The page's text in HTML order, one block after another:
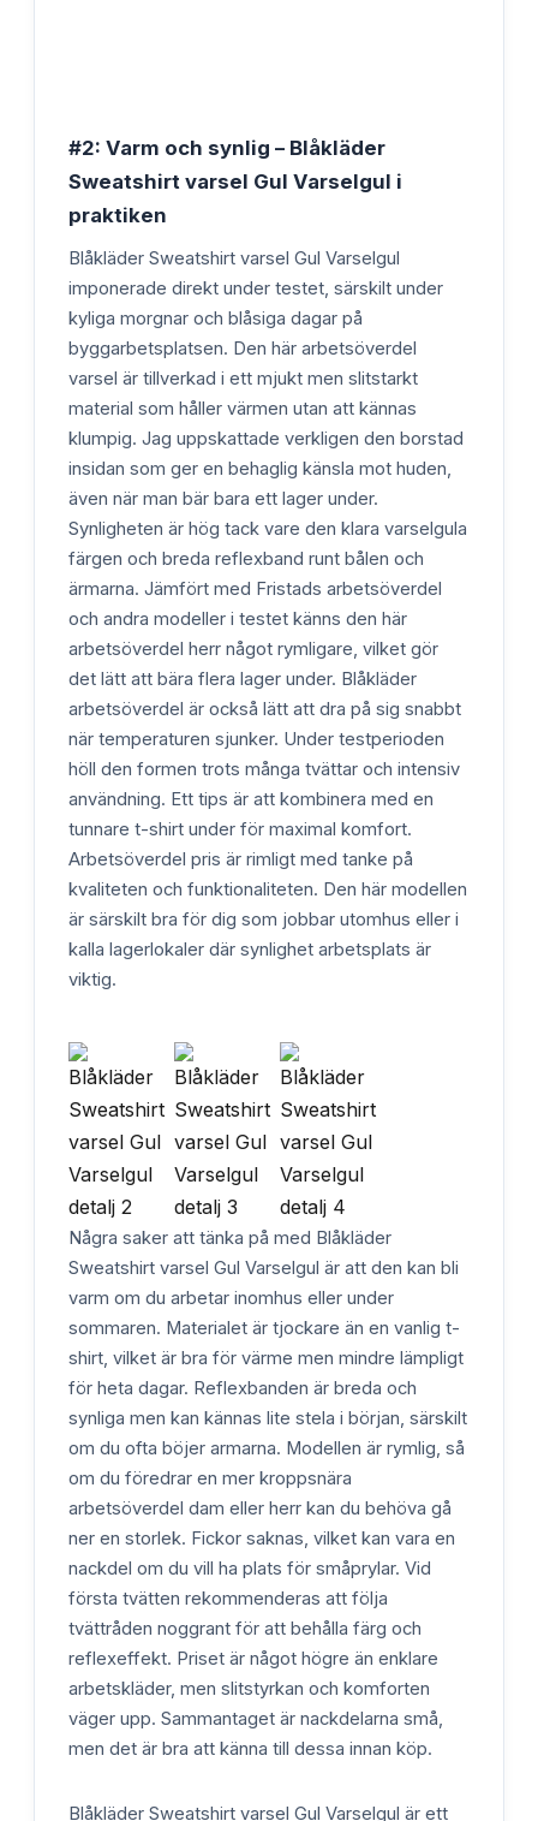
#2: Varm och synlig – Blåkläder
Sweatshirt varsel Gul Varselgul i
praktiken
Blåkläder Sweatshirt varsel Gul Varselgul
imponerade direkt under testet, särskilt under
kyliga morgnar och blåsiga dagar på
byggarbetsplatsen. Den här arbetsöverdel
varsel är tillverkad i ett mjukt men slitstarkt
material som håller värmen utan att kännas
klumpig. Jag uppskattade verkligen den borstad
insidan som ger en behaglig känsla mot huden,
även när man bär bara ett lager under.
Synligheten är hög tack vare den klara varselgula
färgen och breda reflexband runt bålen och
ärmarna. Jämfört med Fristads arbetsöverdel
och andra modeller i testet känns den här
arbetsöverdel herr något rymligare, vilket gör
det lätt att bära flera lager under. Blåkläder
arbetsöverdel är också lätt att dra på sig snabbt
när temperaturen sjunker. Under testperioden
höll den formen trots många tvättar och intensiv
användning. Ett tips är att kombinera med en
tunnare t-shirt under för maximal komfort.
Arbetsöverdel pris är rimligt med tanke på
kvaliteten och funktionaliteten. Den här modellen
är särskilt bra för dig som jobbar utomhus eller i
kalla lagerlokaler där synlighet arbetsplats är
viktig.
Några saker att tänka på med Blåkläder
Sweatshirt varsel Gul Varselgul är att den kan bli
varm om du arbetar inomhus eller under
sommaren. Materialet är tjockare än en vanlig t-
shirt, vilket är bra för värme men mindre lämpligt
för heta dagar. Reflexbanden är breda och
synliga men kan kännas lite stela i början, särskilt
om du ofta böjer armarna. Modellen är rymlig, så
om du föredrar en mer kroppsnära
arbetsöverdel dam eller herr kan du behöva gå
ner en storlek. Fickor saknas, vilket kan vara en
nackdel om du vill ha plats för småprylar. Vid
första tvätten rekommenderas att följa
tvättråden noggrant för att behålla färg och
reflexeffekt. Priset är något högre än enklare
arbetskläder, men slitstyrkan och komforten
väger upp. Sammantaget är nackdelarna små,
men det är bra att känna till dessa innan köp.
Blåkläder Sweatshirt varsel Gul Varselgul är ett